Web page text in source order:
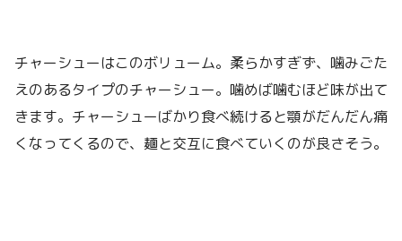
チャーシューはこのボリューム。柔らかすぎず、噛みごた
えのあるタイプのチャーシュー。噛めば噛むほど味が出て
きます。チャーシューばかり食べ続けると顎がだんだん痛
くなってくるので、麺と交互に食べていくのが良さそう。